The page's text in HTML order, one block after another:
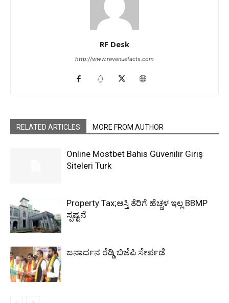
RF Desk
http://www.revenuefacts.com
RELATED ARTICLES MORE FROM AUTHOR
Online Mostbet Bahis Güvenilir Giriş
Siteleri Turk
Property Tax;ಆಸ್ತಿ ತೆರಿಗೆ ಹೆಚ್ಚಳ ಇಲ್ಲ BBMP
ಸ್ಪಷ್ಟನೆ
ಜನಾರ್ದನ ರೆಡ್ಡಿ ಬಿಜೆಪಿ ಸೇರ್ಪಡೆ